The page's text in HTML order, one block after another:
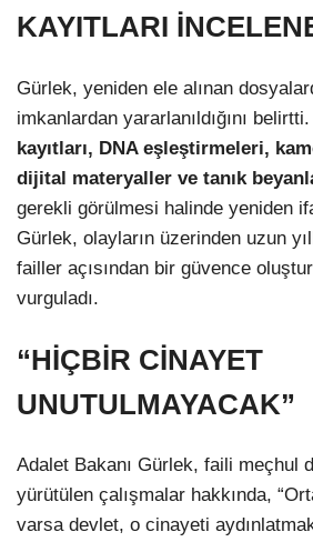
KAYITLARI
Gürlek, yeniden ele alınan
imkanlardan yararlanıldığını
kayıtları, DNA eşleştirmeleri,
dijital materyaller ve tanık
gerekli görülmesi halinde yeniden
Gürlek, olayların üzerinden uzun
failler açısından bir güvence
vurguladı.
“HİÇBİR CİNAYET
UNUTULMAYACAK”
Adalet Bakanı Gürlek, faili meçhul
yürütülen çalışmalar hakkında,
varsa devlet, o cinayeti